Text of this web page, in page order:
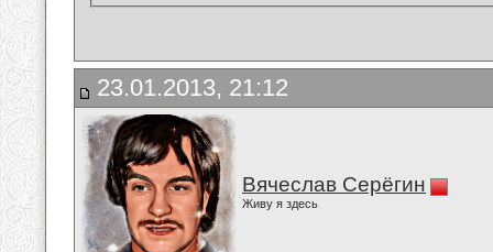
23.01.2013, 21:12
Вячеслав Серёгин
Живу я здесь